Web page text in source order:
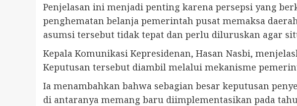
Penjelasan ini menjadi penting karena persepsi yang
penghematan belanja pemerintah pusat memaksa
asumsi tersebut tidak tepat dan perlu diluruskan agar
Kepala Komunikasi Kepresidenan, Hasan Nasbi,
Keputusan tersebut diambil melalui mekanisme
Ia menambahkan bahwa sebagian besar keputusan
di antaranya memang baru diimplementasikan pada